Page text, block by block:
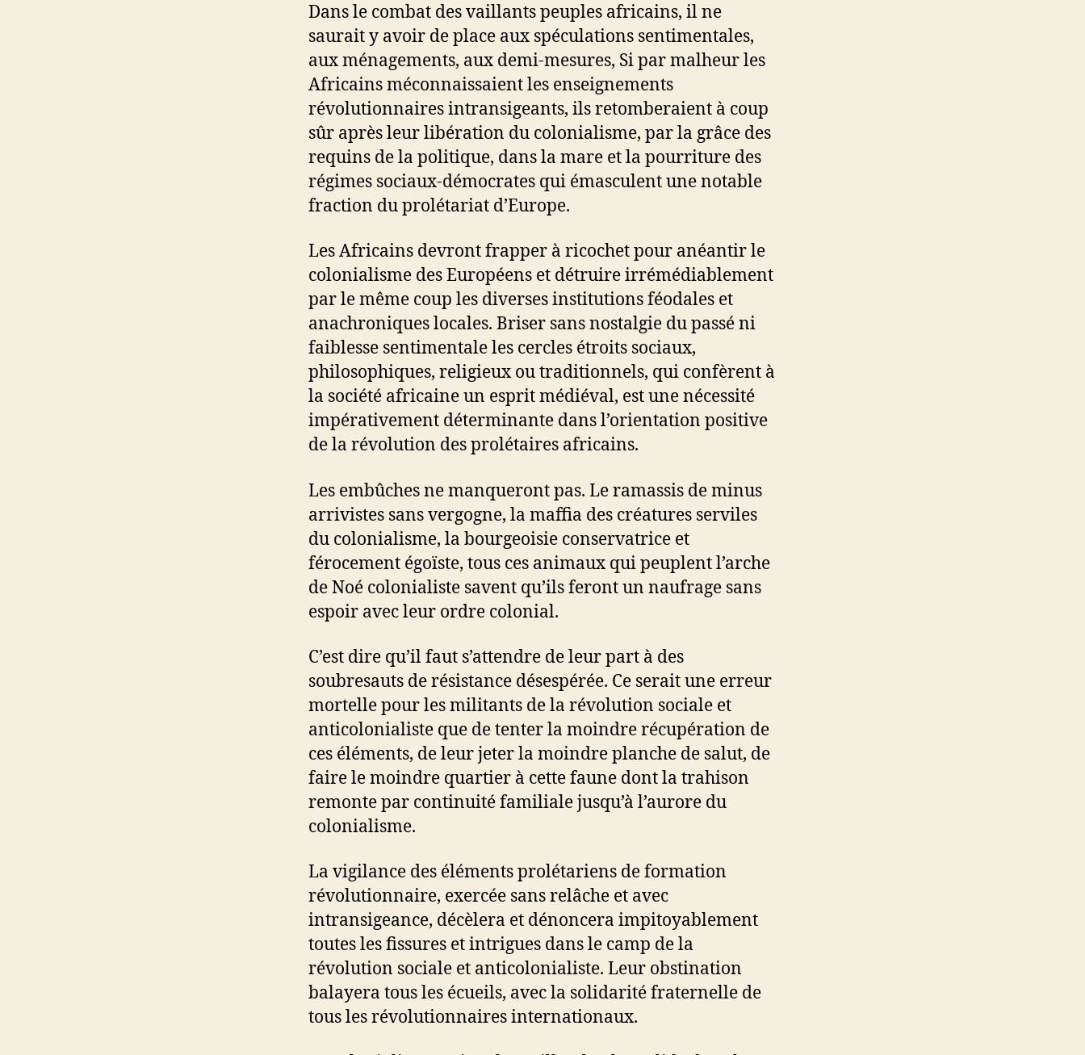
Dans le combat des vaillants peuples africains, il ne
saurait y avoir de place aux spéculations sentimentales,
aux ménagements, aux demi-mesures, Si par malheur les
Africains méconnaissaient les enseignements
révolutionnaires intransigeants, ils retomberaient à coup
sûr après leur libération du colonialisme, par la grâce des
requins de la politique, dans la mare et la pourriture des
régimes sociaux-démocrates qui émasculent une notable
fraction du prolétariat d’Europe.
Les Africains devront frapper à ricochet pour anéantir le
colonialisme des Européens et détruire irrémédiablement
par le même coup les diverses institutions féodales et
anachroniques locales. Briser sans nostalgie du passé ni
faiblesse sentimentale les cercles étroits sociaux,
philosophiques, religieux ou traditionnels, qui confèrent à
la société africaine un esprit médiéval, est une nécessité
impérativement déterminante dans l’orientation positive
de la révolution des prolétaires africains.
Les embûches ne manqueront pas. Le ramassis de minus
arrivistes sans vergogne, la maffia des créatures serviles
du colonialisme, la bourgeoisie conservatrice et
férocement égoïste, tous ces animaux qui peuplent l’arche
de Noé colonialiste savent qu’ils feront un naufrage sans
espoir avec leur ordre colonial.
C’est dire qu’il faut s’attendre de leur part à des
soubresauts de résistance désespérée. Ce serait une erreur
mortelle pour les militants de la révolution sociale et
anticolonialiste que de tenter la moindre récupération de
ces éléments, de leur jeter la moindre planche de salut, de
faire le moindre quartier à cette faune dont la trahison
remonte par continuité familiale jusqu’à l’aurore du
colonialisme.
La vigilance des éléments prolétariens de formation
révolutionnaire, exercée sans relâche et avec
intransigeance, décèlera et dénoncera impitoyablement
toutes les fissures et intrigues dans le camp de la
révolution sociale et anticolonialiste. Leur obstination
balayera tous les écueils, avec la solidarité fraternelle de
tous les révolutionnaires internationaux.